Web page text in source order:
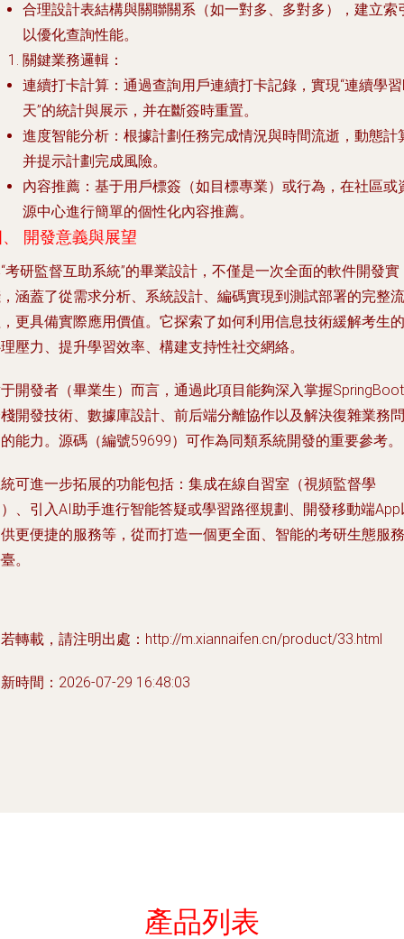
合理設計表結構與關聯關系（如一對多、多對多），建立索
以優化查詢性能。
關鍵業務邏輯 ：
連續打卡計算 ：通過查詢用戶連續打卡記錄，實現“連續學
天”的統計與展示，并在斷簽時重置。
進度智能分析 ：根據計劃任務完成情況與時間流逝，動態計
并提示計劃完成風險。
內容推薦 ：基于用戶標簽（如目標專業）或行為，在社區或
源中心進行簡單的個性化內容推薦。
開發意義與展望
考研監督互助系統”的畢業設計，不僅是一次全面的軟件開發實
涵蓋了從需求分析、系統設計、編碼實現到測試部署的完整流
更具備實際應用價值。它探索了如何利用信息技術緩解考生的
壓力、提升學習效率、構建支持性社交網絡。
開發者（畢業生）而言，通過此項目能夠深入掌握SpringBoot
開發技術、數據庫設計、前后端分離協作以及解決復雜業務問
能力。源碼（編號59699）可作為同類系統開發的重要參考。
可進一步拓展的功能包括：集成在線自習室（視頻監督學
、引入AI助手進行智能答疑或學習路徑規劃、開發移動端App
更便捷的服務等，從而打造一個更全面、智能的考研生態服務
。
轉載，請注明出處：http://m.xiannaifen.cn/product/33.html
時間：2026-07-29 16:48:03
產品列表